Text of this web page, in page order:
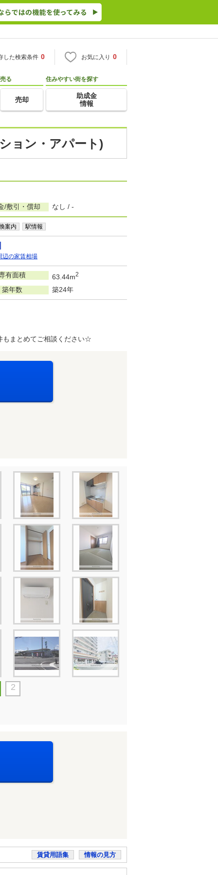
した検索条件 0 お気に入り 0
売る
売却
住みやすい街を探す
助成金
情報
ョン・アパート)
/敷引・償却 なし / -
案内 駅情報
辺の家賃相場
有面積 63.44m2
築年数 築24年
まとめてご相談ください☆
2
賃貸用語集 情報の見方